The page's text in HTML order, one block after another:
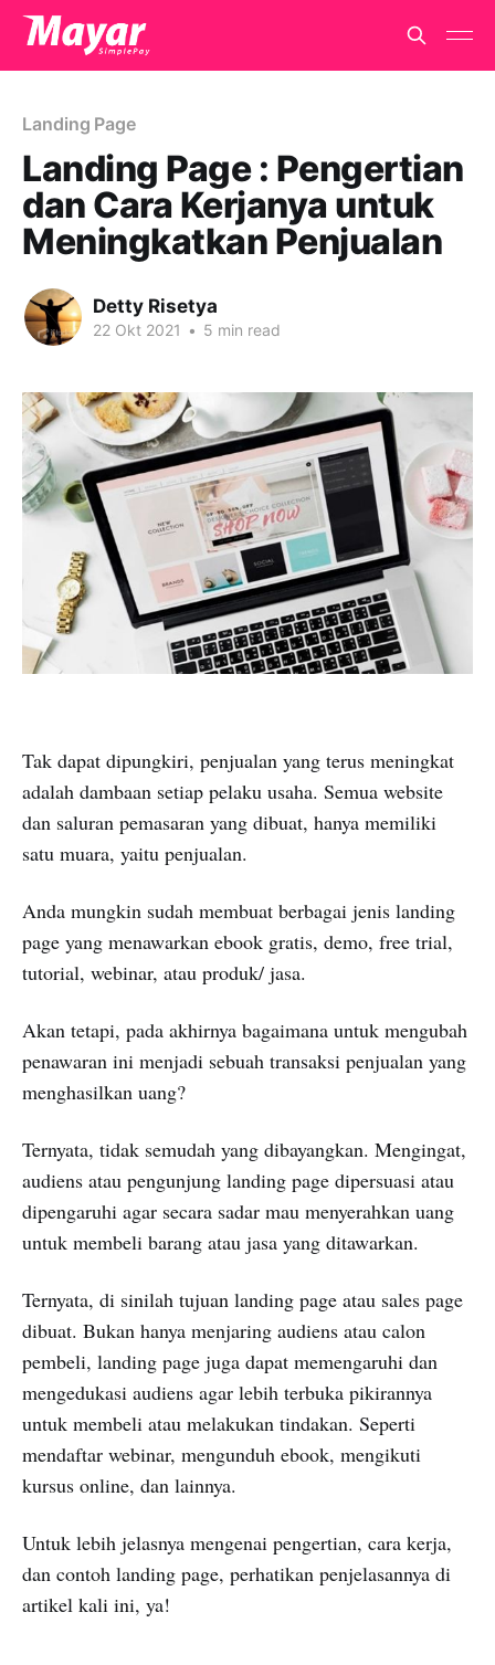
Landing Page
Landing Page : Pengertian
dan Cara Kerjanya untuk
Meningkatkan Penjualan
Detty Risetya
22 Okt 2021 • 5 min read
Tak dapat dipungkiri, penjualan yang terus meningkat
adalah dambaan setiap pelaku usaha. Semua website
dan saluran pemasaran yang dibuat, hanya memiliki
satu muara, yaitu penjualan.
Anda mungkin sudah membuat berbagai jenis landing
page yang menawarkan ebook gratis, demo, free trial,
tutorial, webinar, atau produk/ jasa.
Akan tetapi, pada akhirnya bagaimana untuk mengubah
penawaran ini menjadi sebuah transaksi penjualan yang
menghasilkan uang?
Ternyata, tidak semudah yang dibayangkan. Mengingat,
audiens atau pengunjung landing page dipersuasi atau
dipengaruhi agar secara sadar mau menyerahkan uang
untuk membeli barang atau jasa yang ditawarkan.
Ternyata, di sinilah tujuan landing page atau sales page
dibuat. Bukan hanya menjaring audiens atau calon
pembeli, landing page juga dapat memengaruhi dan
mengedukasi audiens agar lebih terbuka pikirannya
untuk membeli atau melakukan tindakan. Seperti
mendaftar webinar, mengunduh ebook, mengikuti
kursus online, dan lainnya.
Untuk lebih jelasnya mengenai pengertian, cara kerja,
dan contoh landing page, perhatikan penjelasannya di
artikel kali ini, ya!